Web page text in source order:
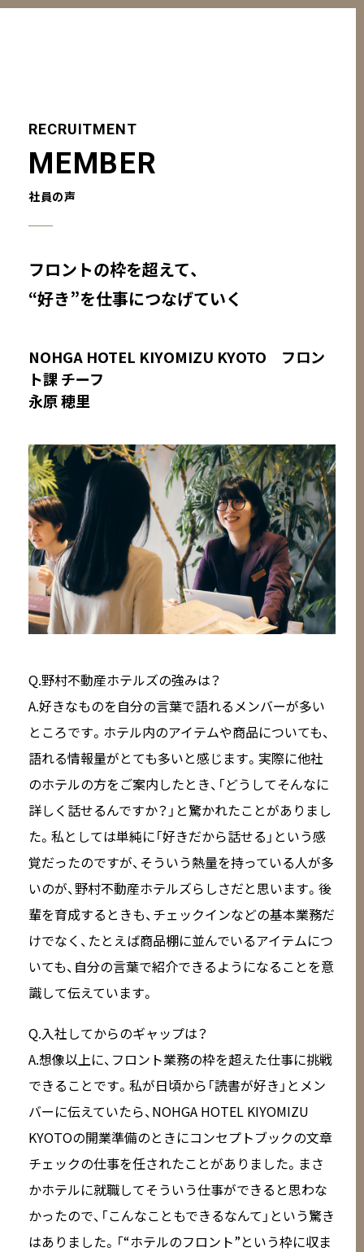
RECRUITMENT
MEMBER
社員の声
フロントの枠を超えて、
“好き”を仕事につなげていく
NOHGA HOTEL KIYOMIZU KYOTO フロン
ト課 チーフ
永原 穂里
Q.野村不動産ホテルズの強みは？
A.好きなものを自分の言葉で語れるメンバーが多い
ところです。ホテル内のアイテムや商品についても、
語れる情報量がとても多いと感じます。実際に他社
のホテルの方をご案内したとき、「どうしてそんなに
詳しく話せるんですか？」と驚かれたことがありまし
た。私としては単純に「好きだから話せる」という感
覚だったのですが、そういう熱量を持っている人が多
いのが、野村不動産ホテルズらしさだと思います。後
輩を育成するときも、チェックインなどの基本業務だ
けでなく、たとえば商品棚に並んでいるアイテムにつ
いても、自分の言葉で紹介できるようになることを意
識して伝えています。
Q.入社してからのギャップは？
A.想像以上に、フロント業務の枠を超えた仕事に挑戦
できることです。私が日頃から「読書が好き」とメン
バーに伝えていたら、NOHGA HOTEL KIYOMIZU
KYOTOの開業準備のときにコンセプトブックの文章
チェックの仕事を任されたことがありました。まさ
かホテルに就職してそういう仕事ができると思わな
かったので、「こんなこともできるなんて」という驚き
はありました。「“ホテルのフロント”という枠に収ま